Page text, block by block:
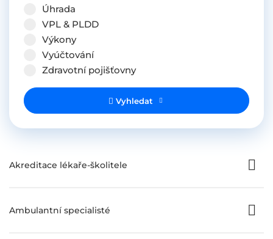
Úhrada
VPL & PLDD
Výkony
Vyúčtování
Zdravotní pojišťovny
Vyhledat
Akreditace lékaře-školitele
Ambulantní specialisté